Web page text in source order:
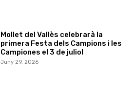
Mollet del Vallès celebrarà la
primera Festa dels Campions i les
Campiones el 3 de juliol
Juny 29, 2026